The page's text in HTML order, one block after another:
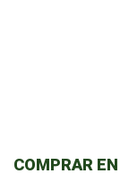
COMPRAR